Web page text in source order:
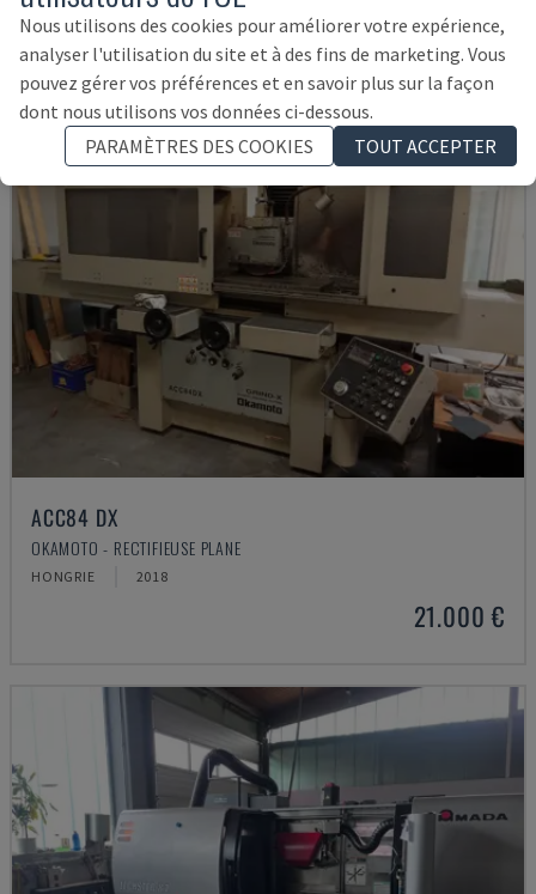
30.000 €
ACC84 DX
OKAMOTO - RECTIFIEUSE PLANE
HONGRIE 2018
21.000 €
Nous utilisons des cookies pour améliorer votre expérience,
analyser l'utilisation du site et à des fins de marketing. Vous
pouvez gérer vos préférences et en savoir plus sur la façon
dont nous utilisons vos données ci-dessous.
PARAMÈTRES DES COOKIES
TOUT ACCEPTER